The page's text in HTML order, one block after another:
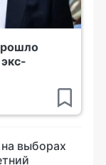
выборах